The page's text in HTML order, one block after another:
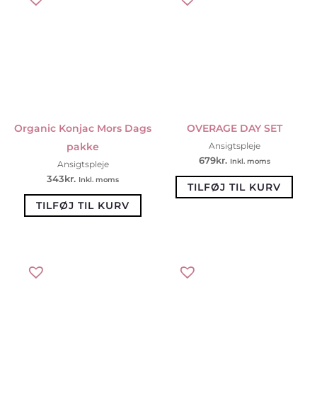
Organic Konjac Mors Dags
pakke
Ansigtspleje
343kr. Inkl. moms
TILFØJ TIL KURV
OVERAGE DAY SET
Ansigtspleje
679kr. Inkl. moms
TILFØJ TIL KURV